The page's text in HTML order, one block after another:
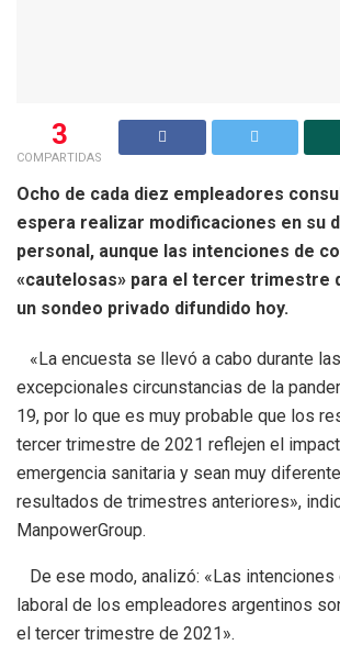
3
COMPARTIDAS
Ocho de cada diez empleadores
espera realizar modificaciones en su
personal, aunque las intenciones de
«cautelosas» para el tercer trimestre
un sondeo privado difundido hoy.
«La encuesta se llevó a cabo durante las
excepcionales circunstancias de la
19, por lo que es muy probable que los
tercer trimestre de 2021 reflejen el
emergencia sanitaria y sean muy
resultados de trimestres anteriores»,
ManpowerGroup.
De ese modo, analizó: «Las intenciones
laboral de los empleadores argentinos
el tercer trimestre de 2021».